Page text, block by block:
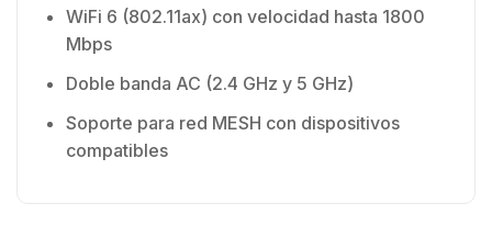
WiFi 6 (802.11ax) con velocidad hasta 1800
Mbps
Doble banda AC (2.4 GHz y 5 GHz)
Soporte para red MESH con dispositivos
compatibles